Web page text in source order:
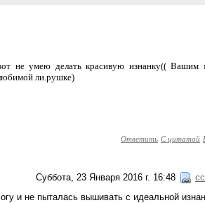
не умею делать красивую изнанку(( Вашим
ли.рушке)
Ответить С цитатой
Суббота, 23 Января 2016 г. 16:48
и не пыталась вышивать с идеальной